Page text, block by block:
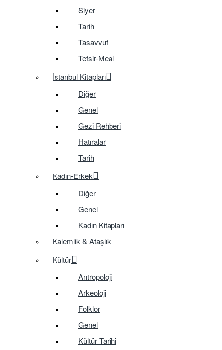
Siyer
Tarih
Tasavvuf
Tefsir-Meal
İstanbul Kitapları
Diğer
Genel
Gezi Rehberi
Hatıralar
Tarih
Kadın-Erkek
Diğer
Genel
Kadın Kitapları
Kalemlik & Ataşlık
Kültür
Antropoloji
Arkeoloji
Folklor
Genel
Kültür Tarihi